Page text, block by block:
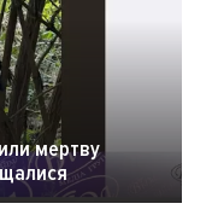
мертву